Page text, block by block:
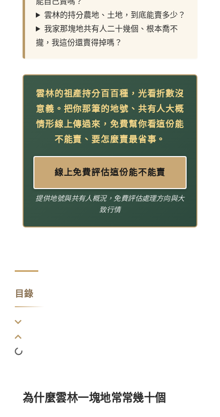
雲林的持分農地、土地，到底能賣多少？
我家那塊地共有人二十幾個、根本喬不
攏，我這份還賣得掉嗎？
雲林的祖產持分百百種，光看折數沒
意義。把你那筆的地號、共有人大概
情形線上傳過來，免費幫你看這份能
不能賣、要怎麼賣最省事。
線上免費評估這份能不能賣
提供地號與共有人概況，免費評估處理方向與大
致行情
目錄
為什麼雲林一塊地常常幾十個